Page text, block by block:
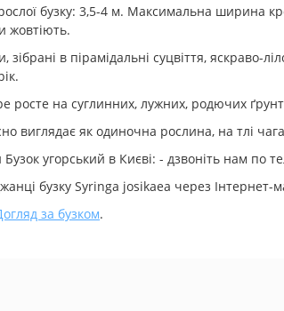
бузку: 3,5-4 м. Максимальна ширина
жовтіють.
зібрані в пірамідальні суцвіття,
росте на суглинних, лужних, родючих
виглядає як одиночна рослина, на тлі
угорський в Києві: - дзвоніть нам по
бузку Syringa josikaea через Інтернет-
за бузком.